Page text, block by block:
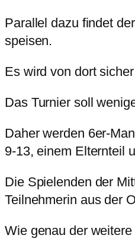
Parallel dazu findet
speisen.
Es wird von dort
Das Turnier soll
Daher werden 6er-
9-13, einem Elternteil
Die Spielenden der
Teilnehmerin aus der
Wie genau der